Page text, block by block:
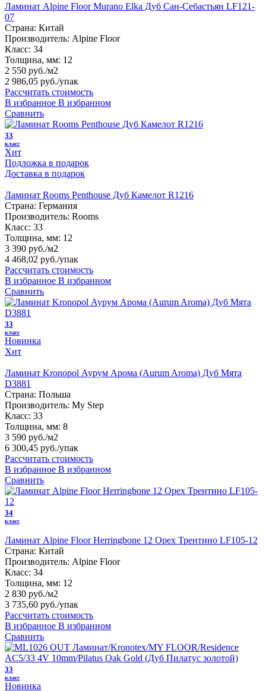
Ламинат Alpine Floor Murano Elka Дуб Сан-Себастьян LF121-
07
Страна: Китай
Производитель: Alpine Floor
Класс: 34
Толщина, мм: 12
2 550 руб./м2
2 986,05 руб./упак
Рассчитать стоимость
В избранное В избранном
Сравнить
33
класс
Хит
Подложка в подарок
Доставка в подарок
Ламинат Rooms Penthouse Дуб Камелот R1216
Страна: Германия
Производитель: Rooms
Класс: 33
Толщина, мм: 12
3 390 руб./м2
4 468,02 руб./упак
Рассчитать стоимость
В избранное В избранном
Сравнить
33
класс
Новинка
Хит
Ламинат Kronopol Аурум Арома (Aurum Aroma) Дуб Мята
D3881
Страна: Польша
Производитель: My Step
Класс: 33
Толщина, мм: 8
3 590 руб./м2
6 300,45 руб./упак
Рассчитать стоимость
В избранное В избранном
Сравнить
34
класс
Ламинат Alpine Floor Herringbone 12 Орех Трентино LF105-12
Страна: Китай
Производитель: Alpine Floor
Класс: 34
Толщина, мм: 12
2 830 руб./м2
3 735,60 руб./упак
Рассчитать стоимость
В избранное В избранном
Сравнить
33
класс
Новинка